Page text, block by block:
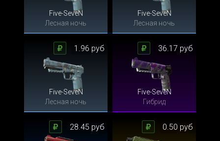
Five-SeveN
Лесная ночь
Five-SeveN
Лесная ночь
Five-SeveN
Лесная ночь
1.96 руб
Five-SeveN
Гибрид
36.17 руб
28.45 руб 0.50 руб